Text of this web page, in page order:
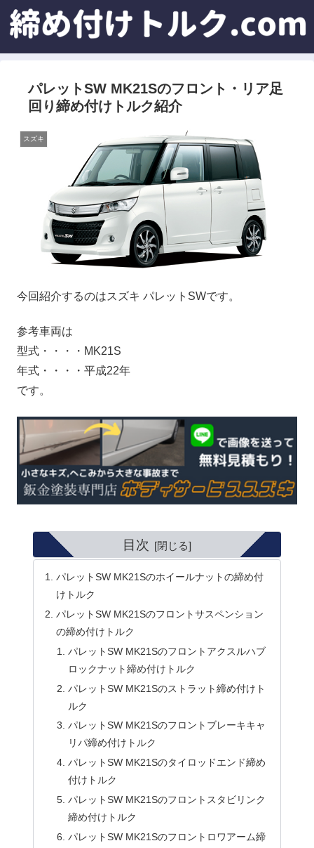
パレットSW MK21Sのフロント・リア足
回り締め付けトルク紹介
スズキ
今回紹介するのはスズキ パレットSWです。
参考車両は
型式・・・・MK21S
年式・・・・平成22年
です。
目次
パレットSW MK21Sのホイールナットの締め付
けトルク
パレットSW MK21Sのフロントサスペンション
の締め付けトルク
パレットSW MK21Sのフロントアクスルハブ
ロックナット締め付けトルク
パレットSW MK21Sのストラット締め付けト
ルク
パレットSW MK21Sのフロントブレーキキャ
リパ締め付けトルク
パレットSW MK21Sのタイロッドエンド締め
付けトルク
パレットSW MK21Sのフロントスタビリンク
締め付けトルク
パレットSW MK21Sのフロントロワアーム締